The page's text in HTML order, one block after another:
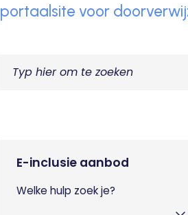
portaalsite voor
E-inclusie aanbod
Welke hulp zoek je?